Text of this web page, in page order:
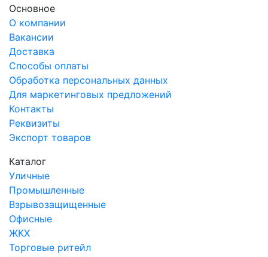
Основное
О компании
Вакансии
Доставка
Способы оплаты
Обработка персональных данных
Для маркетинговых предложений
Контакты
Реквизиты
Экспорт товаров
Каталог
Уличные
Промышленные
Взрывозащищенные
Офисные
ЖКХ
Торговые ритейл